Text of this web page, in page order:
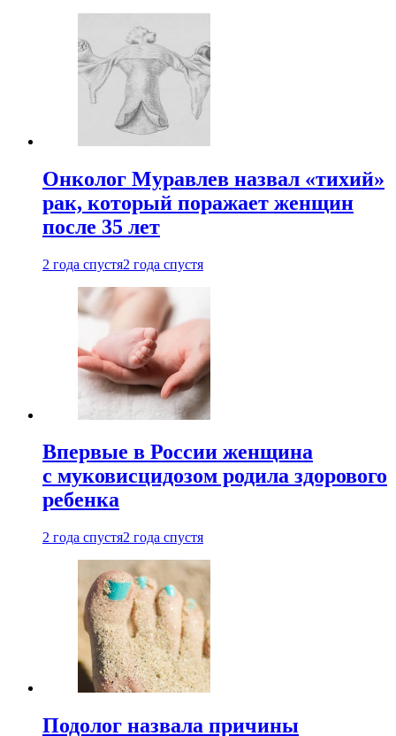
Онколог Муравлев назвал «тихий»
рак, который поражает женщин
после 35 лет
2 года спустя2 года спустя
Впервые в России женщина
с муковисцидозом родила здорового
ребенка
2 года спустя2 года спустя
Подолог назвала причины